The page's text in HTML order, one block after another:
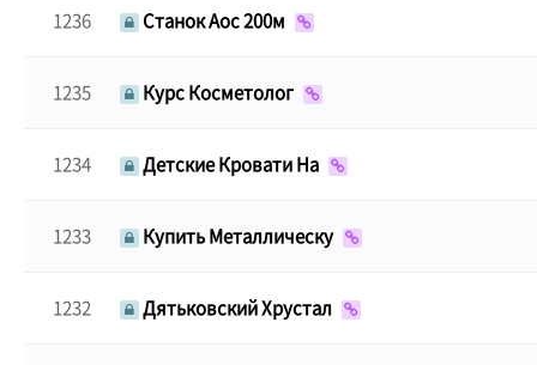
1236 Станок Аос 200м
1235 Курс Косметолог
1234 Детские Кровати На
1233 Купить Металлическу
1232 Дятьковский Хрустал